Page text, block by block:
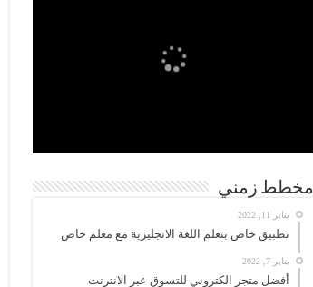
مخطط زمني
يناير 11, 2022
تطبيق خاص بتعلم اللغة الانجليزية مع معلم خاص
يناير 7, 2022
أفضل متجر الكتروني للتسوق عبر الانترنت